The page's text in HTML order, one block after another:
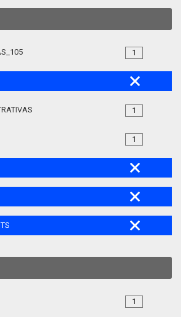
1
1
1
1